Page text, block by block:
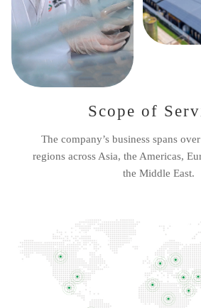
Scope of
The company’s business spans
regions across Asia, the Americas,
the Middle East.